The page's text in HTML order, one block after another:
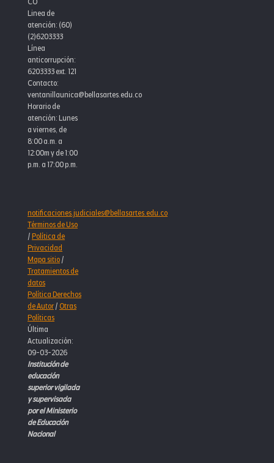
Linea de
atención: (60)
(2)6203333
Línea
anticorrupción:
6203333 ext. 121
Contacto:
ventanillaunica@bellasartes.edu.co
Horario de
atención: Lunes
a viernes, de
8:00 a.m. a
12:00m y de 1:00
p.m. a 17:00 p.m.
notificaciones.judiciales@bellasartes.edu.co
Términos de Uso
/Política de
Privacidad
Mapa sitio/
Tratamientos de
datos
Política Derechos
de Autor/Otras
Políticas
Última
Actualización:
09-03-2026
Institución de
educación
superior vigilada
y supervisada
por el Ministerio
de Educación
Nacional